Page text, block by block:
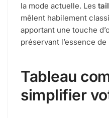
la mode actuelle. Les
mêlent habilement
apportant une touche
préservant l’essence
Tableau
simplifier